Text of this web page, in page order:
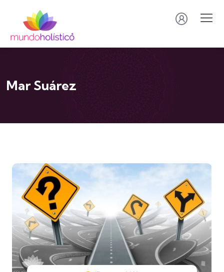
Mar Suárez